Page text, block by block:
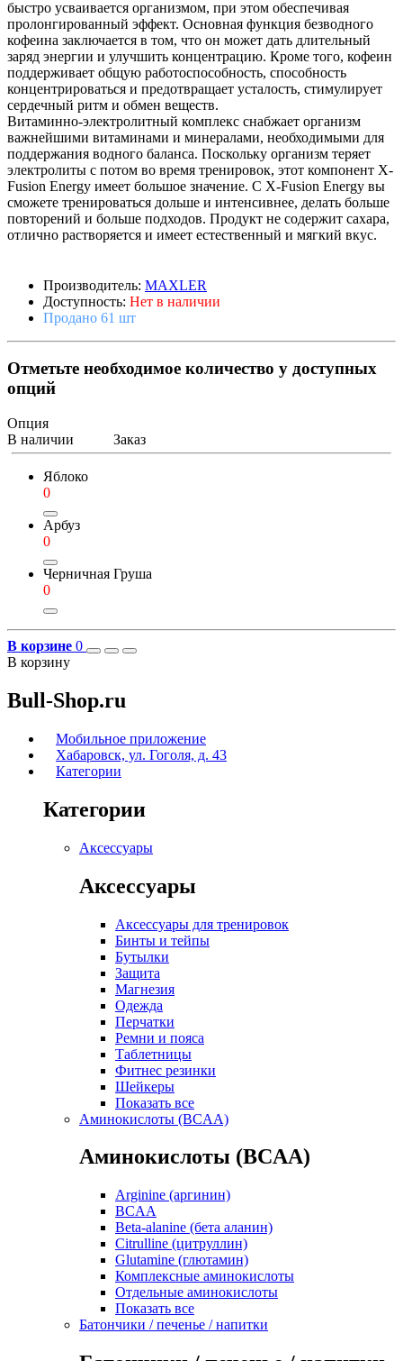
быстро усваивается организмом, при этом обеспечивая
пролонгированный эффект. Основная функция безводного
кофеина заключается в том, что он может дать длительный
заряд энергии и улучшить концентрацию. Кроме того, кофеин
поддерживает общую работоспособность, способность
концентрироваться и предотвращает усталость, стимулирует
сердечный ритм и обмен веществ.
Витаминно-электролитный комплекс снабжает организм
важнейшими витаминами и минералами, необходимыми для
поддержания водного баланса. Поскольку организм теряет
электролиты с потом во время тренировок, этот компонент X-
Fusion Energy имеет большое значение. С X-Fusion Energy вы
сможете тренироваться дольше и интенсивнее, делать больше
повторений и больше подходов. Продукт не содержит сахара,
отлично растворяется и имеет естественный и мягкий вкус.
Производитель: MAXLER
Доступность: Нет в наличии
Продано 61 шт
Отметьте необходимое количество у доступных
опций
Опция
В наличии
Заказ
Яблоко
0
Арбуз
0
Черничная Груша
0
В корзине 0
В корзину
Bull-Shop.ru
Мобильное приложение
Хабаровск, ул. Гоголя, д. 43
Категории
Категории
Аксессуары
Аксессуары
Аксессуары для тренировок
Бинты и тейпы
Бутылки
Защита
Магнезия
Одежда
Перчатки
Ремни и пояса
Таблетницы
Фитнес резинки
Шейкеры
Показать все
Аминокислоты (BCAA)
Аминокислоты (BCAA)
Arginine (аргинин)
BCAA
Beta-alanine (бета аланин)
Citrulline (цитруллин)
Glutamine (глютамин)
Комплексные аминокислоты
Отдельные аминокислоты
Показать все
Батончики / печенье / напитки